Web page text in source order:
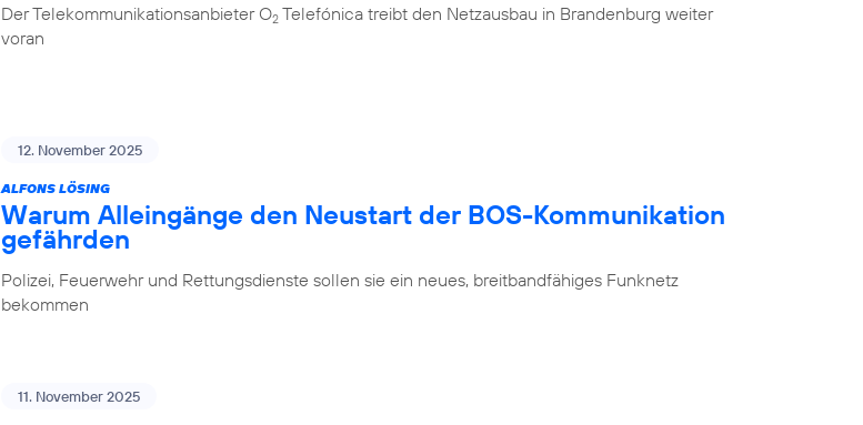
Der Telekommunikationsanbieter O2 Telefónica treibt den Netzausbau in Brandenburg weiter
voran
12. November 2025
ALFONS LÖSING
Warum Alleingänge den Neustart der BOS-Kommunikation
gefährden
Polizei, Feuerwehr und Rettungsdienste sollen sie ein neues, breitbandfähiges Funknetz
bekommen
11. November 2025